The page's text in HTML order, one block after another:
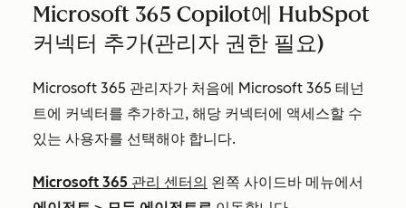
Microsoft 365 Copilot에 HubSpot
커넥터 추가(관리자 권한 필요)
Microsoft 365 관리자가 처음에 Microsoft 365 테넌
트에 커넥터를 추가하고, 해당 커넥터에 액세스할 수
있는 사용자를 선택해야 합니다.
Microsoft 365 관리 센터의 왼쪽 사이드바 메뉴에서